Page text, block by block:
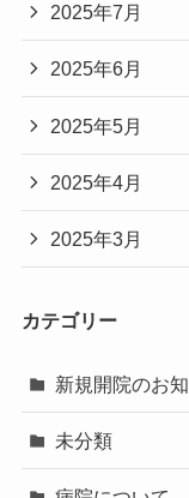
2025年7月
2025年6月
2025年5月
2025年4月
2025年3月
カテゴリー
新規開院のお
未分類